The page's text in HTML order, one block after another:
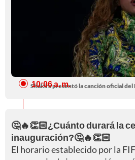
Shakira presentó la canción oficial
10:06 a. m.
🤔🔥👏🏻¿Cuánto durará la
inauguración?🤔🔥👏🏻
El horario establecido por la